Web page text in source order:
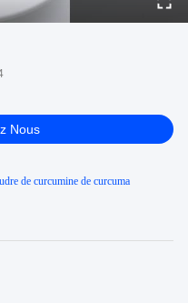
Nous
de curcumine de curcuma